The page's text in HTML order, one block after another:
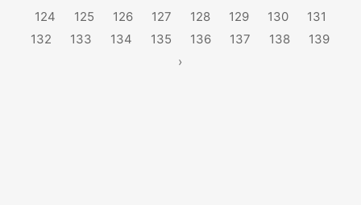
124
125 126 127 128 129 130
131
132
133 134 135 136 137 138
139
›